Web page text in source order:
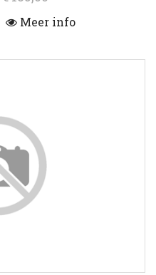
Meer info